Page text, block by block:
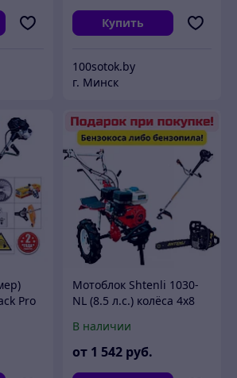
Купить
100sotok.by
г. Минск
Pro
Мотоблок Shtenli 1030-
NL (8.5 л.с.) колёса 4х8
В наличии
от 1 542 руб.